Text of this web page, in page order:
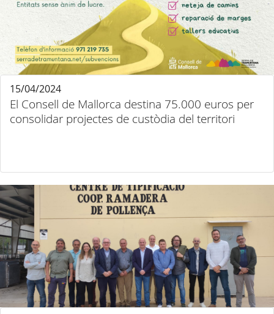
El Consell de Mallorca destina 75.000 euros per
consolidar projectes de custòdia del territori
15/04/2024